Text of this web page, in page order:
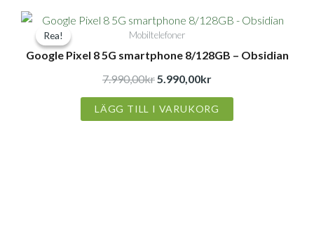
Rea!
Rea! Mobiltelefoner
Google Pixel 8 5G smartphone 8/128GB – Obsidian
7.990,00kr
Det
ursprungliga
priset
var:
5.990,00kr
Det
priset
LÄGG TILL I VARUKORG